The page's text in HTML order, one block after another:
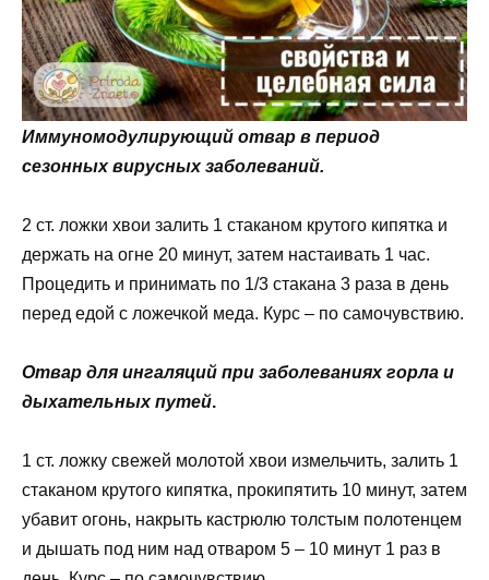
Иммуномодулирующий отвар в период
сезонных вирусных заболеваний.
2 ст. ложки хвои залить 1 стаканом крутого кипятка и
держать на огне 20 минут, затем настаивать 1 час.
Процедить и принимать по 1/3 стакана 3 раза в день
перед едой с ложечкой меда. Курс – по самочувствию.
Отвар для ингаляций при заболеваниях горла и
дыхательных путей.
1 ст. ложку свежей молотой хвои измельчить, залить 1
стаканом крутого кипятка, прокипятить 10 минут, затем
убавит огонь, накрыть кастрюлю толстым полотенцем
и дышать под ним над отваром 5 – 10 минут 1 раз в